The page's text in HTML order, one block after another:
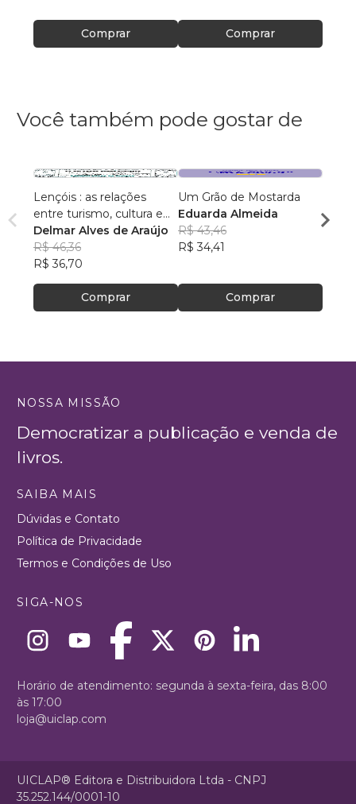
Comprar Comprar
Você também pode gostar de
Lençóis : as relações
entre turismo, cultura e
ambiente
Delmar Alves de Araújo
R$ 46,36
R$ 36,70
Comprar
Um Grão de Mostarda
Eduarda Almeida
R$ 43,46
R$ 34,41
Comprar
Aulas
NOSSA MISSÃO
Democratizar a publicação e venda de
livros.
SAIBA MAIS
Dúvidas e Contato
Política de Privacidade
Termos e Condições de Uso
SIGA-NOS
Horário de atendimento: segunda à sexta-feira, das 8:00
às 17:00
loja@uiclap.com
UICLAP® Editora e Distribuidora Ltda - CNPJ
35.252.144/0001-10